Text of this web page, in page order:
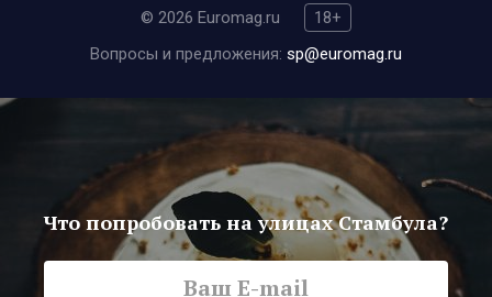
© 2026 Euromag.ru
18+
Вопросы и предложения: sp@euromag.ru
Что попробовать на улицах Стамбула?